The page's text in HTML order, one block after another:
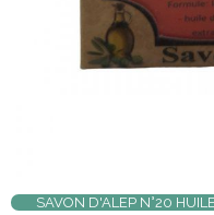
SAVON D'ALEP N°20